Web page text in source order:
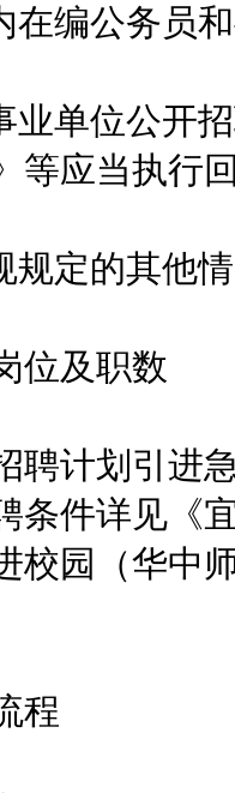
编公务员和
单位公开招
等应当执行
定的其他情
及职数
计划引进急
条件详见《
校园（华中
程